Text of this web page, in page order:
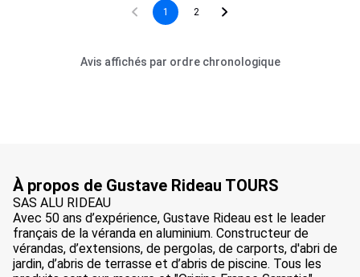
1 2
Avis affichés par ordre chronologique
À propos de Gustave Rideau TOURS
SAS ALU RIDEAU
Avec 50 ans d’expérience, Gustave Rideau est le leader
français de la véranda en aluminium. Constructeur de
vérandas, d’extensions, de pergolas, de carports, d'abri de
jardin, d’abris de terrasse et d’abris de piscine. Tous les